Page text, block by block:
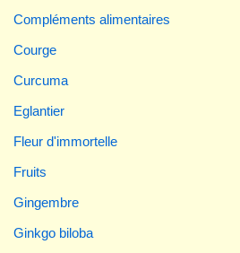
Compléments alimentaires
Courge
Curcuma
Eglantier
Fleur d'immortelle
Fruits
Gingembre
Ginkgo biloba